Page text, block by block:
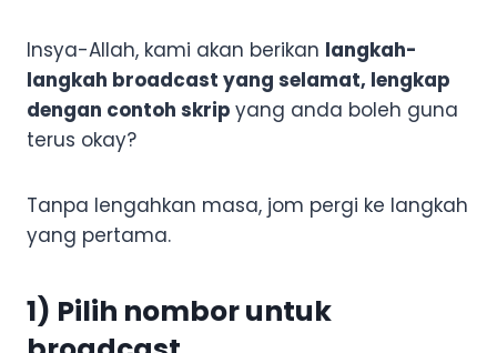
Insya-Allah, kami akan berikan langkah-
langkah broadcast yang selamat, lengkap
dengan contoh skrip yang anda boleh guna
terus okay?
Tanpa lengahkan masa, jom pergi ke langkah
yang pertama.
1) Pilih nombor untuk